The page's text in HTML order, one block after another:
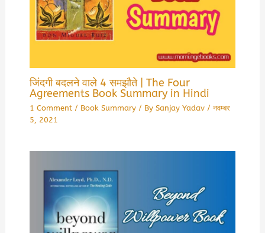
जिंदगी बदलने वाले 4 समझौते | The Four
Agreements Book Summary in Hindi
1 Comment / Book Summary/ By Sanjay Yadav /नवम्बर
5, 2021